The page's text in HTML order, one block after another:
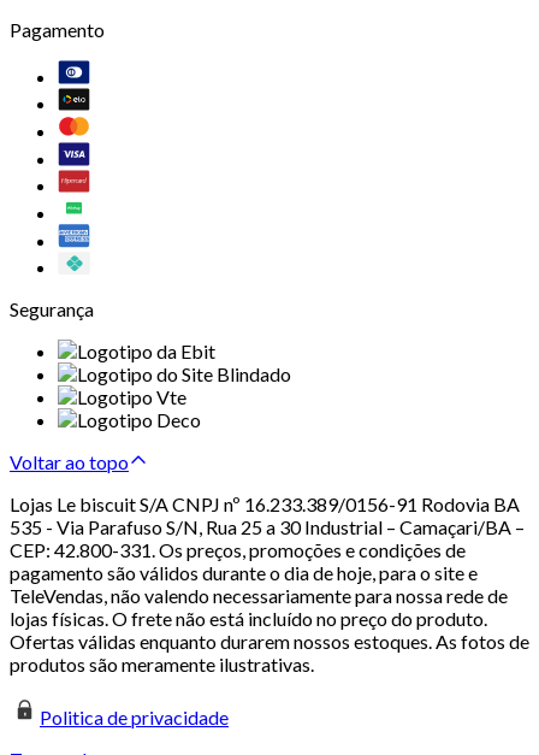
Pagamento
Segurança
Voltar ao topo
Lojas Le biscuit S/A CNPJ nº 16.233.389/0156-91 Rodovia BA
535 - Via Parafuso S/N, Rua 25 a 30 Industrial – Camaçari/BA –
CEP: 42.800-331. Os preços, promoções e condições de
pagamento são válidos durante o dia de hoje, para o site e
TeleVendas, não valendo necessariamente para nossa rede de
lojas físicas. O frete não está incluído no preço do produto.
Ofertas válidas enquanto durarem nossos estoques. As fotos de
produtos são meramente ilustrativas.
Politica de privacidade